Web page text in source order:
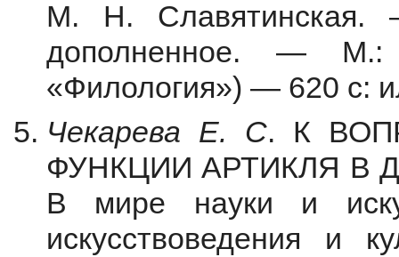
М. Н. Славятинская.
дополненное. — М.:
«Филология») — 620 с:
Чекарева Е. С. К
ФУНКЦИИ АРТИКЛЯ В
В мире науки и
искусствоведения и